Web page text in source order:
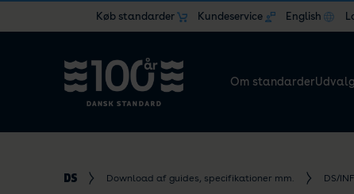
Køb standarder Kundeservice English
Om standarderUdvalg
Download af guides, specifikationer mm. DS/